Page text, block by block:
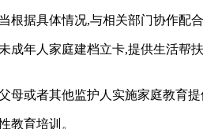
据具体情况,与相关部门协作配
年人家庭建档立卡,提供生活帮
或者其他监护人实施家庭教育
教育培训。